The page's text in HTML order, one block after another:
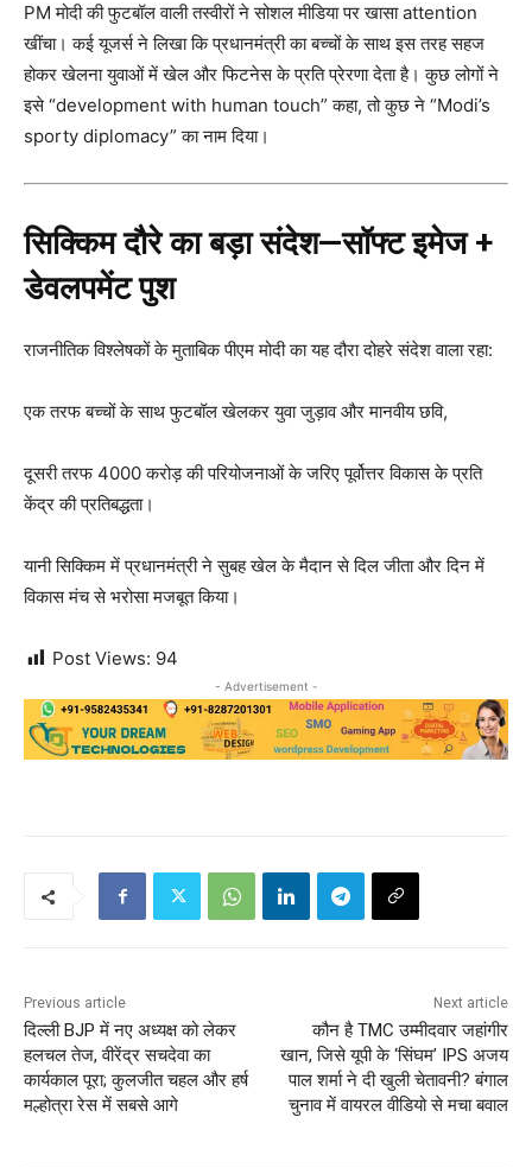
PM मोदी की फुटबॉल वाली तस्वीरों ने सोशल मीडिया पर खासा attention
खींचा। कई यूजर्स ने लिखा कि प्रधानमंत्री का बच्चों के साथ इस तरह सहज
होकर खेलना युवाओं में खेल और फिटनेस के प्रति प्रेरणा देता है। कुछ लोगों ने
इसे “development with human touch” कहा, तो कुछ ने “Modi’s
sporty diplomacy” का नाम दिया।
सिक्किम दौरे का बड़ा संदेश—सॉफ्ट इमेज +
डेवलपमेंट पुश
राजनीतिक विश्लेषकों के मुताबिक पीएम मोदी का यह दौरा दोहरे संदेश वाला रहा:
एक तरफ बच्चों के साथ फुटबॉल खेलकर युवा जुड़ाव और मानवीय छवि,
दूसरी तरफ 4000 करोड़ की परियोजनाओं के जरिए पूर्वोत्तर विकास के प्रति
केंद्र की प्रतिबद्धता।
यानी सिक्किम में प्रधानमंत्री ने सुबह खेल के मैदान से दिल जीता और दिन में
विकास मंच से भरोसा मजबूत किया।
Post Views: 94
- Advertisement -
Previous article
दिल्ली BJP में नए अध्यक्ष को लेकर
हलचल तेज, वीरेंद्र सचदेवा का
कार्यकाल पूरा; कुलजीत चहल और हर्ष
मल्होत्रा रेस में सबसे आगे
Next article
कौन है TMC उम्मीदवार जहांगीर
खान, जिसे यूपी के ‘सिंघम’ IPS अजय
पाल शर्मा ने दी खुली चेतावनी? बंगाल
चुनाव में वायरल वीडियो से मचा बवाल